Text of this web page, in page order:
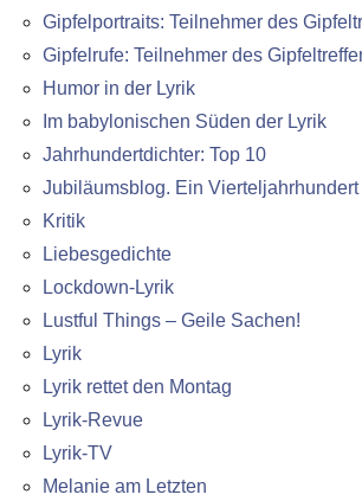
Gipfelportraits: Teilnehmer des
Gipfelrufe: Teilnehmer des
Humor in der Lyrik
Im babylonischen Süden der Lyrik
Jahrhundertdichter: Top 10
Jubiläumsblog. Ein
Kritik
Liebesgedichte
Lockdown-Lyrik
Lustful Things – Geile Sachen!
Lyrik
Lyrik rettet den Montag
Lyrik-Revue
Lyrik-TV
Melanie am Letzten